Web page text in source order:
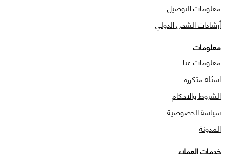
معلومات التوصيل
أرشادات الشحن الدولي
معلومات
معلومات عنا
اسئلة متكرره
الشروط والاحكام
سياسة الخصوصية
المدونة
خدمات العملاء